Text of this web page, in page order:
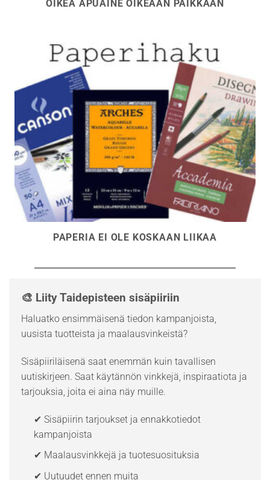
OIKEA APUAINE OIKEAAN PAIKKAAN
PAPERIA EI OLE KOSKAAN LIIKAA
🎨 Liity Taidepisteen sisäpiiriin
Haluatko ensimmäisenä tiedon kampanjoista,
uusista tuotteista ja maalausvinkeistä?
Sisäpiiriläisenä saat enemmän kuin tavallisen
uutiskirjeen. Saat käytännön vinkkejä, inspiraatiota ja
tarjouksia, joita ei aina näy muille.
✔ Sisäpiirin tarjoukset ja ennakkotiedot
kampanjoista
✔ Maalausvinkkejä ja tuotesuosituksia
✔ Uutuudet ennen muita